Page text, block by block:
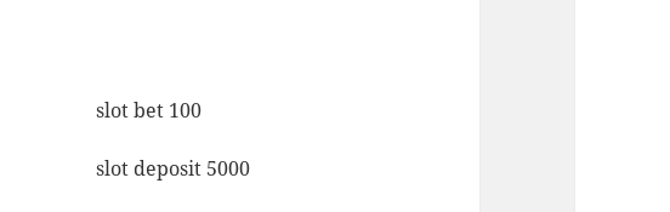
slot bet 100
slot deposit 5000